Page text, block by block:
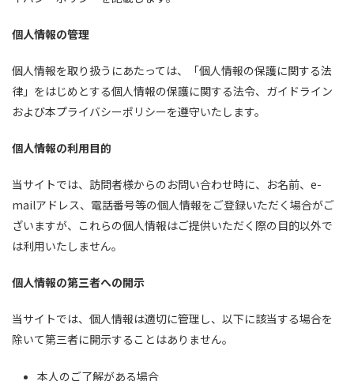
個人情報の管理
個人情報を取り扱うにあたっては、「個人情報の保護に関する法
律」をはじめとする個人情報の保護に関する法令、ガイドライン
および本プライバシーポリシーを遵守いたします。
個人情報の利用目的
当サイトでは、訪問者様からのお問い合わせ時に、お名前、e-
mailアドレス、電話番号等の個人情報をご登録いただく場合がご
ざいますが、これらの個人情報はご提供いただく際の目的以外で
は利用いたしません。
個人情報の第三者への開示
当サイトでは、個人情報は適切に管理し、以下に該当する場合を
除いて第三者に開示することはありません。
本人のご了解がある場合